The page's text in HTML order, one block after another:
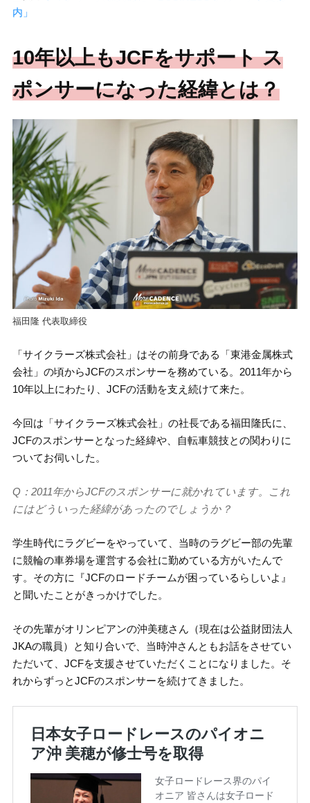
内」
10年以上もJCFをサポート ス
ポンサーになった経緯とは？
福田隆 代表取締役
「サイクラーズ株式会社」はその前身である「東港金属株式
会社」の頃からJCFのスポンサーを務めている。2011年から
10年以上にわたり、JCFの活動を支え続けて来た。
今回は「サイクラーズ株式会社」の社長である福田隆氏に、
JCFのスポンサーとなった経緯や、自転車競技との関わりに
ついてお伺いした。
Q：2011年からJCFのスポンサーに就かれています。これ
にはどういった経緯があったのでしょうか？
学生時代にラグビーをやっていて、当時のラグビー部の先輩
に競輪の車券場を運営する会社に勤めている方がいたんで
す。その方に『JCFのロードチームが困っているらしいよ』
と聞いたことがきっかけでした。
その先輩がオリンピアンの沖美穂さん（現在は公益財団法人
JKAの職員）と知り合いで、当時沖さんともお話をさせてい
ただいて、JCFを支援させていただくことになりました。そ
れからずっとJCFのスポンサーを続けてきました。